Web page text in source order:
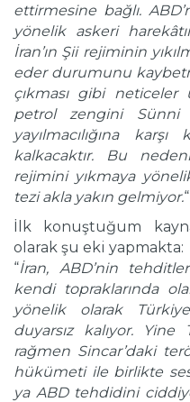
ettirmesine bağlı.
yönelik askeri
İran’ın Şii rejiminin
eder durumunu
çıkması gibi neticeler
petrol zengini Sünni
yayılmacılığına
kalkacaktır. Bu
rejimini yıkmaya
tezi akla yakın gelmiyor.“
İlk konuştuğum
olarak şu eki yapmakta:
“İran, ABD’nin
kendi topraklarında
yönelik olarak
duyarsız kalıyor. Yine
rağmen Sincar’daki
hükümeti ile birlikte
ya ABD tehdidini